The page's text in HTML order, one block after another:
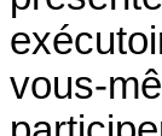
vous-